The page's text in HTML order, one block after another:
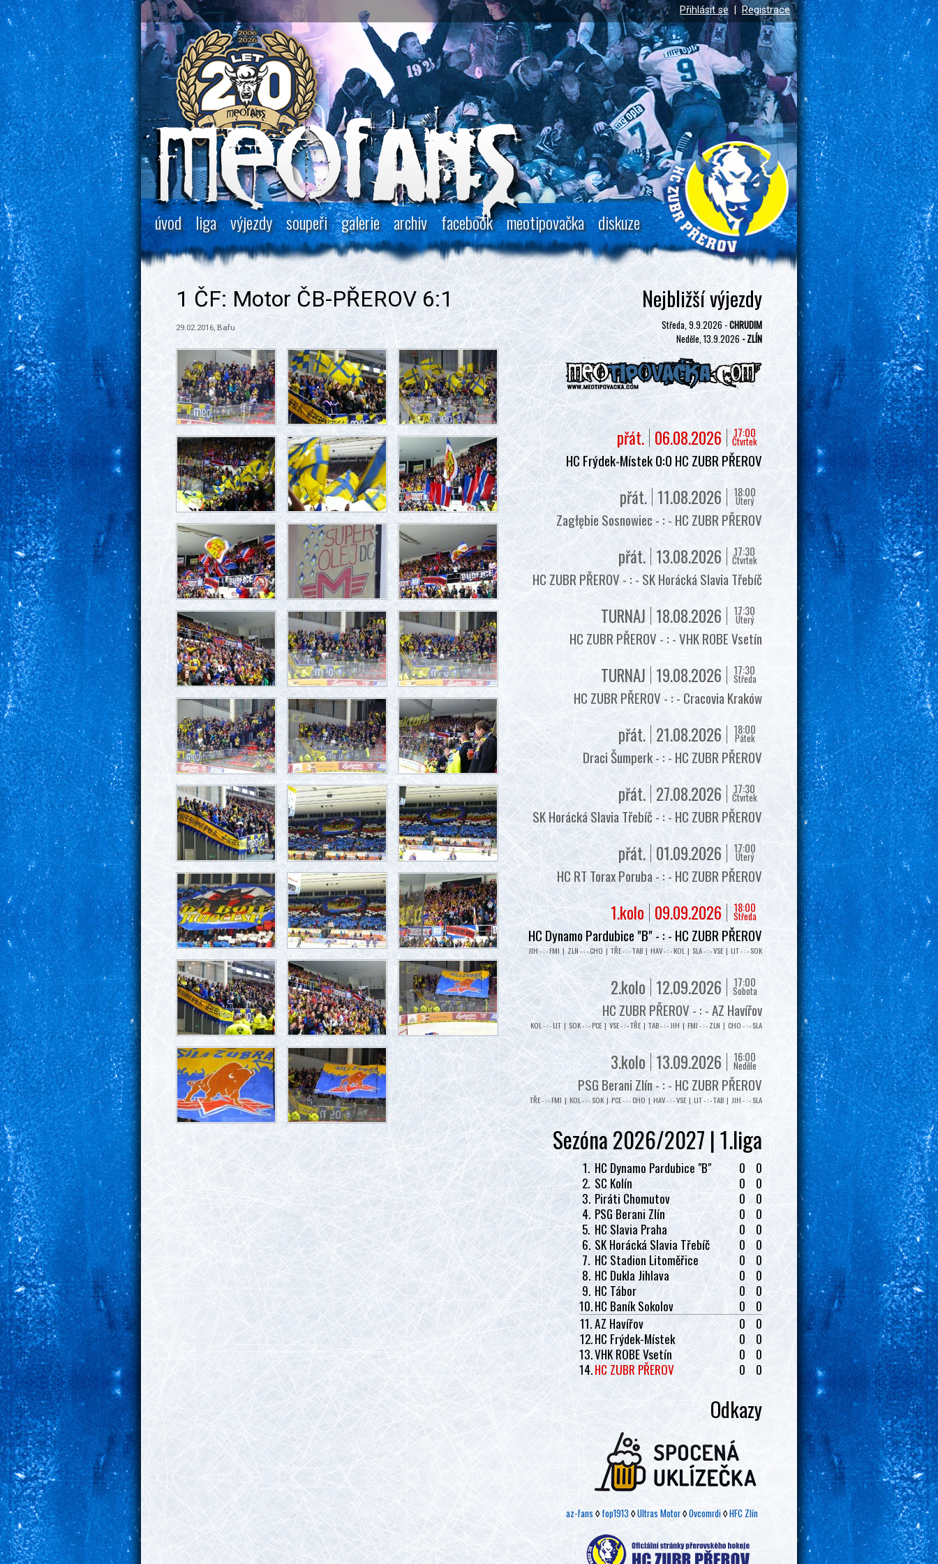
Přihlásit se Registrace
úvod liga výjezdy soupeři galerie archiv facebook meotipovačka diskuze
1 ČF: Motor ČB-PŘEROV 6:1
29.02.2016, Bafu
Nejbližší výjezdy
Středa, 9.9.2026 -CHRUDIM
Neděle, 13.9.2026 - ZLÍN
17:00
Čtvrtek
06.08.2026
přát.
HC Frýdek-Místek 0:0 HC ZUBR PŘEROV
18:00
Úterý
11.08.2026
přát.
Zagłębie Sosnowiec - : - HC ZUBR PŘEROV
17:30
Čtvrtek
13.08.2026
přát.
HC ZUBR PŘEROV - : - SK Horácká Slavia Třebíč
17:30
Úterý
18.08.2026
TURNAJ
HC ZUBR PŘEROV - : - VHK ROBE Vsetín
17:30
Středa
19.08.2026
TURNAJ
HC ZUBR PŘEROV - : - Cracovia Kraków
18:00
Pátek
21.08.2026
přát.
Draci Šumperk - : - HC ZUBR PŘEROV
17:30
Čtvrtek
27.08.2026
přát.
SK Horácká Slavia Třebíč - : - HC ZUBR PŘEROV
17:00
Úterý
01.09.2026
přát.
HC RT Torax Poruba - : - HC ZUBR PŘEROV
18:00
Středa
09.09.2026
1.kolo
HC Dynamo Pardubice "B" - : - HC ZUBR PŘEROV
JIH - : - FMI | ZLN - : - CHO | TŘE - : - TAB | HAV - : - KOL | SLA - : - VSE | LIT - : - SOK
17:00
Sobota
12.09.2026
2.kolo
HC ZUBR PŘEROV - : - AZ Havířov
KOL - : - LIT | SOK - : - PCE | VSE - : - TŘE | TAB - : - JIH | FMI - : - ZLN | CHO - : - SLA
16:00
Neděle
13.09.2026
3.kolo
PSG Berani Zlín - : - HC ZUBR PŘEROV
TŘE - : - FMI | KOL - : - SOK | PCE - : - CHO | HAV - : - VSE | LIT - : - TAB | JIH - : - SLA
Sezóna 2026/2027 | 1.liga
1. HC Dynamo Pardubice "B" 0
0
2. SC Kolín 0
0
3. Piráti Chomutov 0
0
4. PSG Berani Zlín 0
0
5. HC Slavia Praha 0
0
6. SK Horácká Slavia Třebíč 0
0
7. HC Stadion Litoměřice 0
0
8. HC Dukla Jihlava 0
0
9. HC Tábor 0
0
10.HC Baník Sokolov 0
0
11.AZ Havířov 0
0
12.HC Frýdek-Místek 0
0
13.VHK ROBE Vsetín 0
0
14.HC ZUBR PŘEROV 0 0
Odkazy
az-fans ◊fop1913 ◊Ultras Motor◊Ovcomrdi◊HFC Zlín